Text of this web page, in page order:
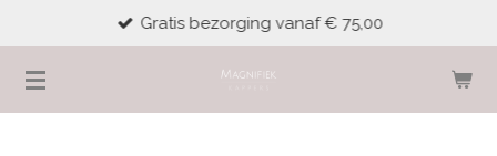
naar
de
Gratis bezorging vanaf € 75,00